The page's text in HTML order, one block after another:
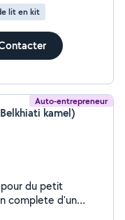
lit en kit
Auto-entrepreneur
kamel)
du petit
complete d'un